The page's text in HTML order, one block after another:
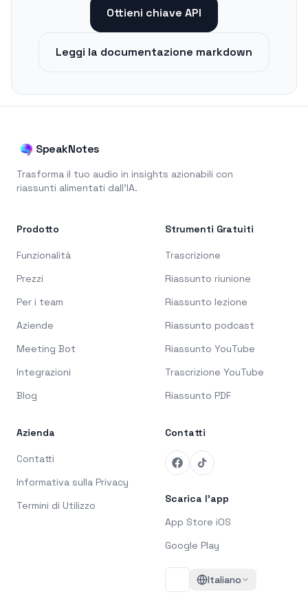
Ottieni chiave API
Leggi la documentazione markdown
SpeakNotes
Trasforma il tuo audio in insights azionabili con
riassunti alimentati dall'IA.
Prodotto
Funzionalità
Prezzi
Per i team
Aziende
Meeting Bot
Integrazioni
Blog
Strumenti Gratuiti
Trascrizione
Riassunto riunione
Riassunto lezione
Riassunto podcast
Riassunto YouTube
Trascrizione YouTube
Riassunto PDF
Azienda
Contatti
Informativa sulla Privacy
Termini di Utilizzo
Contatti
Scarica l'app
App Store iOS
Google Play
Italiano